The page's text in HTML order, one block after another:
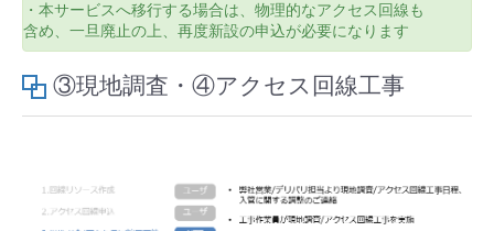
・本サービスへ移行する場合は、物理的なアクセス回線も
含め、一旦廃止の上、再度新設の申込が必要になります
③現地調査・④アクセス回線工事